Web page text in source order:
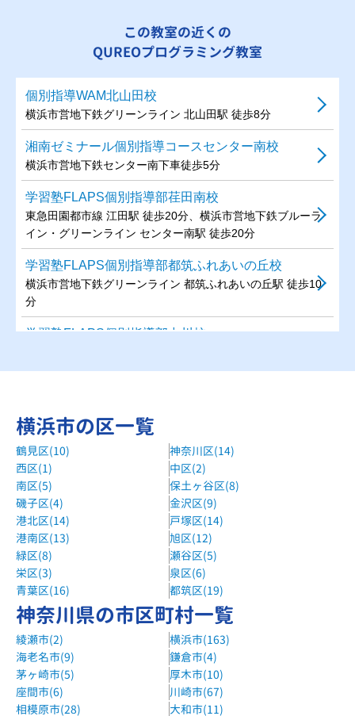
この教室の近くの
QUREOプログラミング教室
個別指導WAM北山田校
横浜市営地下鉄グリーンライン 北山田駅 徒歩8分
湘南ゼミナール個別指導コースセンター南校
横浜市営地下鉄センター南下車徒歩5分
学習塾FLAPS個別指導部荏田南校
東急田園都市線 江田駅 徒歩20分、横浜市営地下鉄ブルーラ
イン・グリーンライン センター南駅 徒歩20分
学習塾FLAPS個別指導部都筑ふれあいの丘校
横浜市営地下鉄グリーンライン 都筑ふれあいの丘駅 徒歩10
分
学習塾FLAPS個別指導部中川校
湘南ゼミナール荏田南校
東急田園都市線「江田駅」徒歩２０分、けやきが丘交差点そ
ば。
湘南ゼミナールセンター南校
横浜市営地下鉄「センター南駅」1分。
湘南ゼミナール都筑ふれあいの丘校
横浜市営地下鉄「都筑ふれあいの丘駅」徒歩。都筑橋交差点
近く。
湘南ゼミナール中川校
横浜市営地下鉄「中川駅」下車。交番右の階段を上がる。
湘南ゼミナール仲町台校
横浜市営地下鉄「仲町台駅」下車、「横浜銀行」のビルの２
Ｆ。
横浜市の区一覧
鶴見区(10)
神奈川区(14)
西区(1)
中区(2)
南区(5)
保土ヶ谷区(8)
磯子区(4)
金沢区(9)
港北区(14)
戸塚区(14)
港南区(13)
旭区(12)
緑区(8)
瀬谷区(5)
栄区(3)
泉区(6)
青葉区(16)
都筑区(19)
神奈川県の市区町村一覧
綾瀬市(2)
横浜市(163)
海老名市(9)
鎌倉市(4)
茅ヶ崎市(5)
厚木市(10)
座間市(6)
川崎市(67)
相模原市(28)
大和市(11)